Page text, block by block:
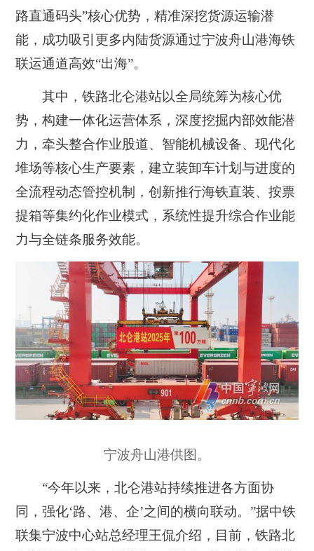
路直通码头”核心优势，精准深挖货源运输潜
能，成功吸引更多内陆货源通过宁波舟山港海铁
联运通道高效“出海”。
其中，铁路北仑港站以全局统筹为核心优
势，构建一体化运营体系，深度挖掘内部效能潜
力，牵头整合作业股道、智能机械设备、现代化
堆场等核心生产要素，建立装卸车计划与进度的
全流程动态管控机制，创新推行海铁直装、按票
提箱等集约化作业模式，系统性提升综合作业能
力与全链条服务效能。
宁波舟山港供图。
“今年以来，北仑港站持续推进各方面协
同，强化‘路、港、企’之间的横向联动。”据中铁
联集宁波中心站总经理王侃介绍， 目前，铁路北